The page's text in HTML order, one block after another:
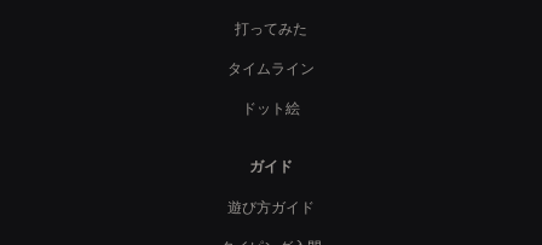
打ってみた
タイムライン
ドット絵
ガイド
遊び方ガイド